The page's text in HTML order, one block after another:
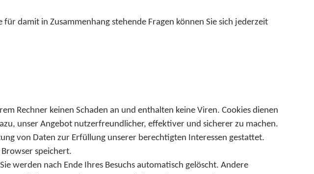
damit in Zusammenhang stehende Fragen können Sie sich jederzeit
Rechner keinen Schaden an und enthalten keine Viren. Cookies dienen
unser Angebot nutzerfreundlicher, effektiver und sicherer zu machen.
von Daten zur Erfüllung unserer berechtigten Interessen gestattet.
speichert.
werden nach Ende Ihres Besuchs automatisch gelöscht. Andere